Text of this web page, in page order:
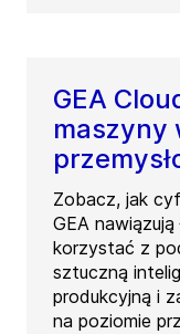
GEA
maszyny
Zobacz, jak
GEA
korzystać z
sztuczną
produkcyjną i
na poziomie